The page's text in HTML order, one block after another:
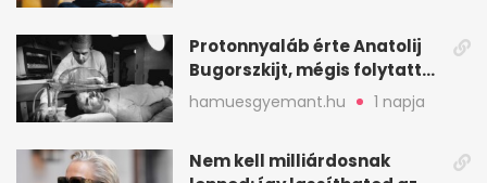
Protonnyaláb érte Anatolij
Bugorszkijt, mégis folytatta
a munkát
hamuesgyemant.hu 1 napja
Nem kell milliárdosnak